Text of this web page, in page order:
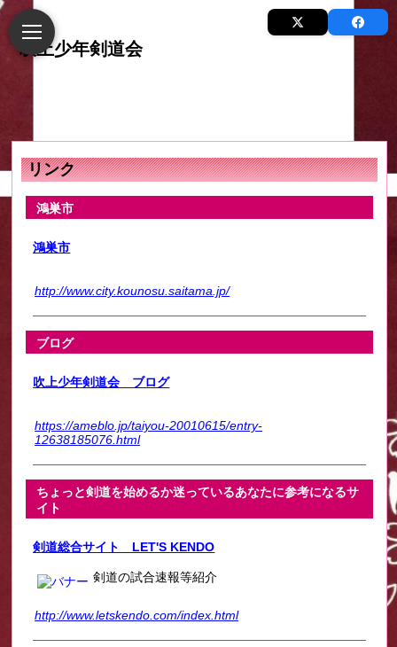
リンク
鴻巣市
鴻巣市
http://www.city.kounosu.saitama.jp/
ブログ
吹上少年剣道会 ブログ
https://ameblo.jp/taiyou-20010615/entry-
12638185076.html
ちょっと剣道を始めるか迷っているあなたに参考になるサ
イト
剣道総合サイト LET'S KENDO
剣道の試合速報等紹介
http://www.letskendo.com/index.html